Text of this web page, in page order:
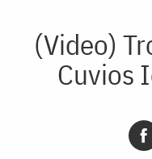
(Video)
Cuvios